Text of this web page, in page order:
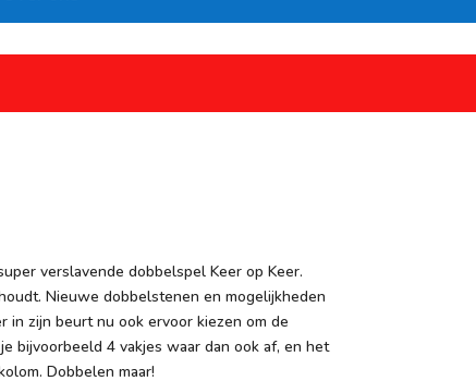
verslavende dobbelspel Keer op Keer.
Nieuwe dobbelstenen en mogelijkheden
in zijn beurt nu ook ervoor kiezen om de
bijvoorbeeld 4 vakjes waar dan ook af, en het
Dobbelen maar!